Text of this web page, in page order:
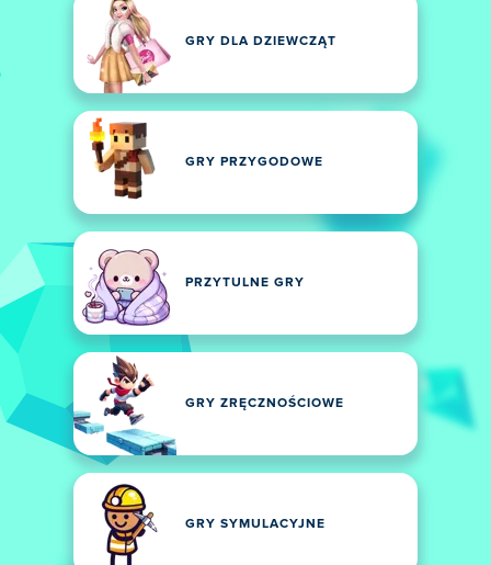
GRY DLA DZIEWCZĄT
GRY PRZYGODOWE
PRZYTULNE GRY
GRY ZRĘCZNOŚCIOWE
GRY SYMULACYJNE